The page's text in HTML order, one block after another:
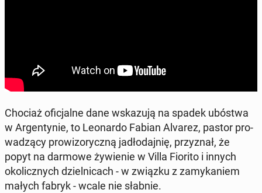
Chociaż ofi­cjal­ne dane wska­zu­ją na spadek ubóstwa
w Ar­gen­ty­nie, to Le­onar­do Fabian Alvarez, pastor pro­
wa­dzą­cy pro­wi­zo­rycz­ną ja­dło­daj­nię, przy­znał, że
popyt na darmowe ży­wie­nie w Villa Fiorito i innych
oko­licz­nych dziel­ni­cach - w związku z za­my­ka­niem
małych fabryk - wcale nie słabnie.